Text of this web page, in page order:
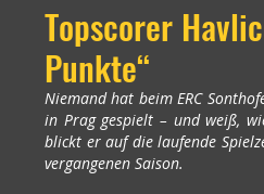
Topscorer
Punkte“
Niemand hat beim ERC
in Prag gespielt – und weiß,
blickt er auf die laufende
vergangenen Saison.